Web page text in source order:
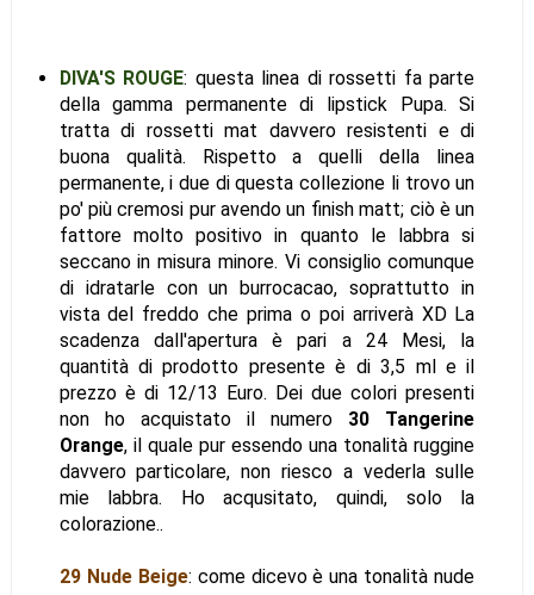
DIVA'S ROUGE: questa linea di rossetti fa parte
della gamma permanente di lipstick Pupa. Si
tratta di rossetti mat davvero resistenti e di
buona qualità. Rispetto a quelli della linea
permanente, i due di questa collezione li trovo un
po' più cremosi pur avendo un finish matt; ciò è un
fattore molto positivo in quanto le labbra si
seccano in misura minore. Vi consiglio comunque
di idratarle con un burrocacao, soprattutto in
vista del freddo che prima o poi arriverà XD La
scadenza dall'apertura è pari a 24 Mesi, la
quantità di prodotto presente è di 3,5 ml e il
prezzo è di 12/13 Euro. Dei due colori presenti
non ho acquistato il numero 30 Tangerine
Orange, il quale pur essendo una tonalità ruggine
davvero particolare, non riesco a vederla sulle
mie labbra. Ho acqusitato, quindi, solo la
colorazione..
29 Nude Beige: come dicevo è una tonalità nude